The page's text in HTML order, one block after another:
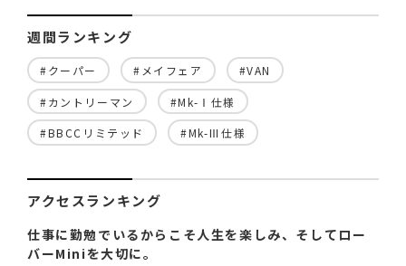
週間ランキング
#クーパー #メイフェア #VAN
#カントリーマン #Mk-Ⅰ仕様
#BBCCリミテッド #Mk-Ⅲ仕様
アクセスランキング
仕事に勤勉でいるからこそ人生を楽しみ、そしてロー
バーMiniを大切に。